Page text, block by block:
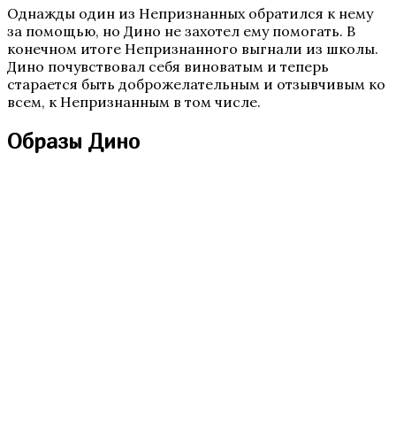
Однажды один из Непризнанных обратился к нему
за помощью, но Дино не захотел ему помогать. В
конечном итоге Непризнанного выгнали из школы.
Дино почувствовал себя виноватым и теперь
старается быть доброжелательным и отзывчивым ко
всем, к Непризнанным в том числе.
Образы Дино